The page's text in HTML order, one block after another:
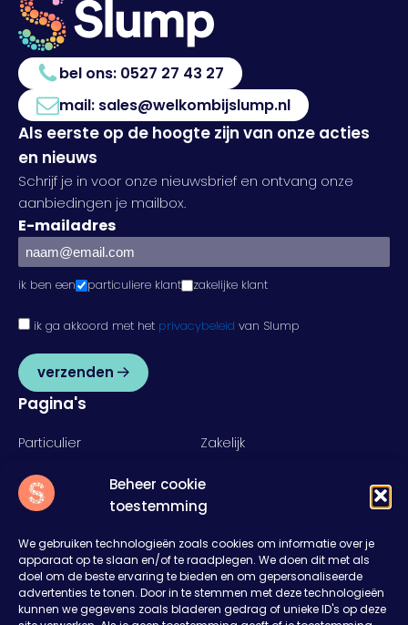
Beheer cookie
toestemming
We gebruiken technologieën zoals cookies om informatie over je
apparaat op te slaan en/of te raadplegen. We doen dit met als
doel om de beste ervaring te bieden en om gepersonaliseerde
advertenties te tonen. Door in te stemmen met deze technologieën
kunnen we gegevens zoals bladeren gedrag of unieke ID's op deze
bel ons: 0527 27 43 27
mail: sales@welkombijslump.nl
Als eerste op de hoogte zijn van onze acties
en nieuws
Schrijf je in voor onze nieuwsbrief en ontvang onze
aanbiedingen je mailbox.
E-mailadres
ik ben een particuliere klant zakelijke klant
ik ga akkoord met het privacybeleid van Slump
verzenden
Pagina's
Particulier
Zakelijk
Inspiratie
Over ons
Nieuws
Offerte aanvragen
Slump
Het Rister 11
8314RD Bant